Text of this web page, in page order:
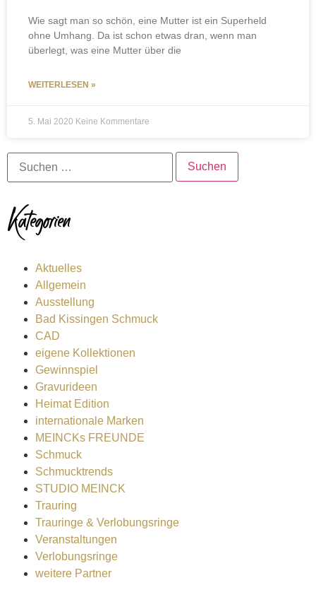
Wie sagt man so schön, eine Mutter ist ein Superheld
ohne Umhang. Da ist schon etwas dran, wenn man
überlegt, was eine Mutter über die
WEITERLESEN »
5. Mai 2020 Keine Kommentare
Kategorien
Aktuelles
Allgemein
Ausstellung
Bad Kissingen Schmuck
CAD
eigene Kollektionen
Gewinnspiel
Gravurideen
Heimat Edition
internationale Marken
MEINCKs FREUNDE
Schmuck
Schmucktrends
STUDIO MEINCK
Trauring
Trauringe & Verlobungsringe
Veranstaltungen
Verlobungsringe
weitere Partner